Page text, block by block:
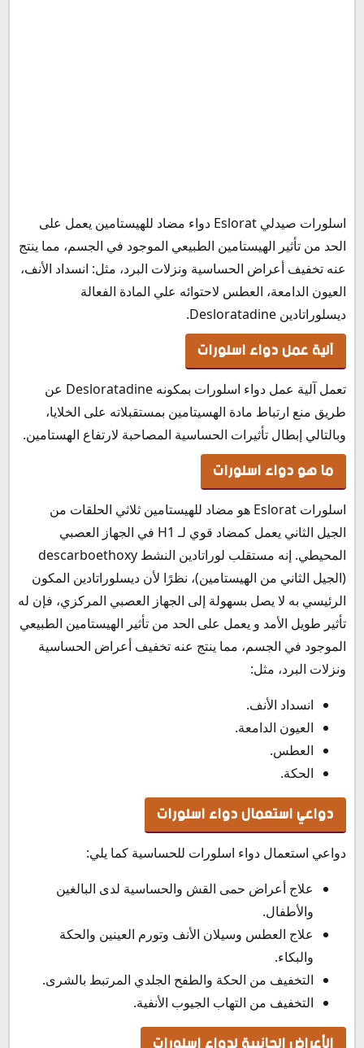
اسلورات قبل ولا بعد الأكل
سعر اسلورات في مصر
بديل اسلورات
سعر اسلورات في السعودية
سعر دواء اسلورات في الأردن
سعر اسلورات في الإمارات
سعر اسلورات في الكويت
سعر اسلورات في لبنان
سعر اسلورات في قطر
سعر اسلورات في عمان
سعر اسلورات في البحرين
طريقة حفظ وتخزين اسلورات Eslorat
اسلورات صيدلي Eslorat دواء مضاد للهيستامين يعمل على
الحد من تأثير الهيستامين الطبيعي الموجود في الجسم، مما ينتج
عنه تخفيف أعراض الحساسية ونزلات البرد، مثل: انسداد الأنف،
العيون الدامعة، العطس لاحتوائه علي المادة الفعالة
ديسلوراتادين Desloratadine.
آلية عمل دواء اسلورات
تعمل آلية عمل دواء اسلورات بمكونه Desloratadine عن
طريق منع ارتباط مادة الهسيتامين بمستقبلاته على الخلايا،
وبالتالي إبطال تأثيرات الحساسية المصاحبة لارتفاع الهستامين.
ما هو دواء اسلورات
اسلورات Eslorat هو مضاد للهيستامين ثلاثي الحلقات من
الجيل الثاني يعمل كمضاد قوي لـ H1 في الجهاز العصبي
المحيطي. إنه مستقلب لوراتادين النشط descarboethoxy
(الجيل الثاني من الهيستامين)، نظرًا لأن ديسلوراتادين المكون
الرئيسي به لا يصل بسهولة إلى الجهاز العصبي المركزي، فإن له
تأثير طويل الأمد و يعمل على الحد من تأثير الهيستامين الطبيعي
الموجود في الجسم، مما ينتج عنه تخفيف أعراض الحساسية
ونزلات البرد، مثل:
انسداد الأنف.
العيون الدامعة.
العطس.
الحكة.
دواعي استعمال دواء اسلورات
دواعي استعمال دواء اسلورات للحساسية كما يلي:
علاج أعراض حمى القش والحساسية لدى البالغين
والأطفال.
علاج العطس وسيلان الأنف وتورم العينين والحكة
والبكاء.
التخفيف من الحكة والطفح الجلدي المرتبط بالشرى.
التخفيف من التهاب الجيوب الأنفية.